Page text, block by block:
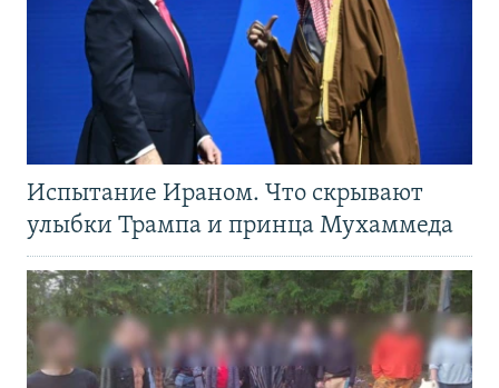
Испытание Ираном. Что скрывают
улыбки Трампа и принца Мухаммеда